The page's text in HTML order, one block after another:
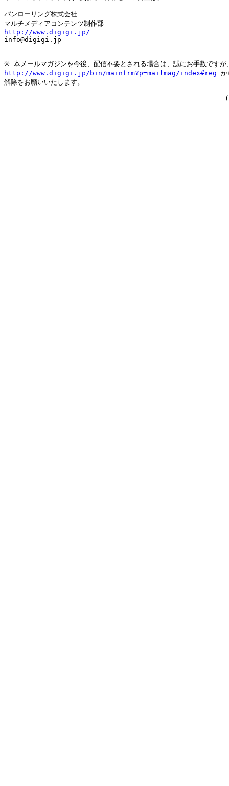
パンローリング株式会社
http://www.digigi.jp/
info@digigi.jp
http://www.digigi.jp/bin/mainfrm?p=mailmag/index#reg か
解除をお願いいたします。
------------------------------------------------------